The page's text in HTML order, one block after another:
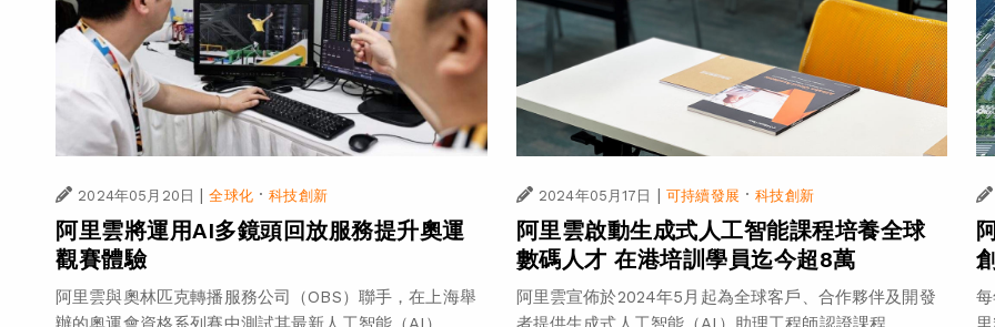
2024年05月20日 | 全球化·科技創新
阿里雲將運用AI多鏡頭回放服務提升奧運
觀賽體驗
阿里雲與奧林匹克轉播服務公司（OBS）聯手，在上海舉
2024年05月17日 | 可持續發展 ·科技創新
阿里雲啟動生成式人工智能課程培養全球
數碼人才 在港培訓學員迄今超8萬
阿里雲宣佈於2024年5月起為全球客戶、合作夥伴及開發